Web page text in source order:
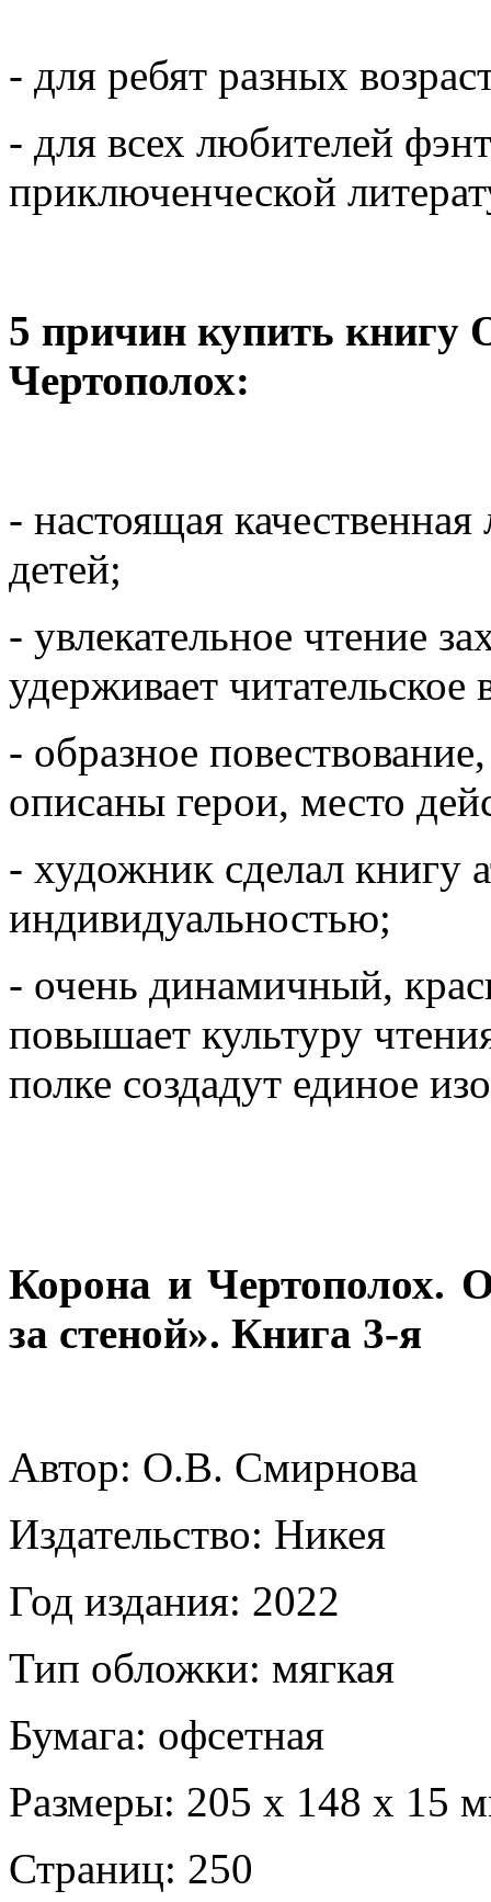
- для ребят разных
- для всех любителей
приключенческой
5 причин купить
Чертополох:
- настоящая
детей;
- увлекательное чтение
удерживает
- образное
описаны герои, место
- художник сделал книгу
индивидуальностью;
- очень динамичный,
повышает культуру
полке создадут единое
Корона и
за стеной». Книга 3-я
Автор: О.В. Смирнова
Издательство: Никея
Год издания: 2022
Тип обложки: мягкая
Бумага: офсетная
Размеры: 205 х 148 х 15
Страниц: 250